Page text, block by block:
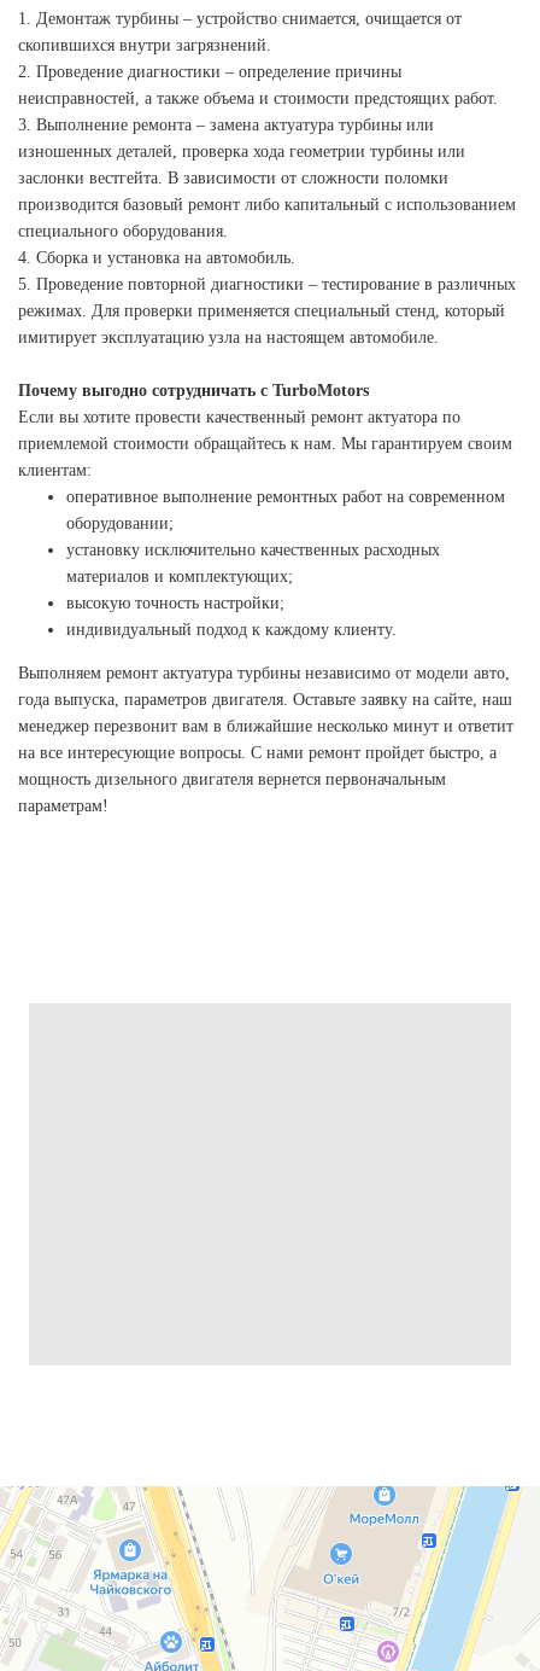
1. Демонтаж турбины – устройство снимается, очищается от
скопившихся внутри загрязнений.
2. Проведение диагностики – определение причины
неисправностей, а также объема и стоимости предстоящих работ.
3. Выполнение ремонта – замена актуатура турбины или
изношенных деталей, проверка хода геометрии турбины или
заслонки вестгейта. В зависимости от сложности поломки
производится базовый ремонт либо капитальный с использованием
специального оборудования.
4. Сборка и установка на автомобиль.
5. Проведение повторной диагностики – тестирование в различных
режимах. Для проверки применяется специальный стенд, который
имитирует эксплуатацию узла на настоящем автомобиле.
Почему выгодно сотрудничать с TurboMotors
Если вы хотите провести качественный ремонт актуатора по
приемлемой стоимости обращайтесь к нам. Мы гарантируем своим
клиентам:
оперативное выполнение ремонтных работ на современном
оборудовании;
установку исключительно качественных расходных
материалов и комплектующих;
высокую точность настройки;
индивидуальный подход к каждому клиенту.
Выполняем ремонт актуатура турбины независимо от модели авто,
года выпуска, параметров двигателя. Оставьте заявку на сайте, наш
менеджер перезвонит вам в ближайшие несколько минут и ответит
на все интересующие вопросы. С нами ремонт пройдет быстро, а
мощность дизельного двигателя вернется первоначальным
параметрам!